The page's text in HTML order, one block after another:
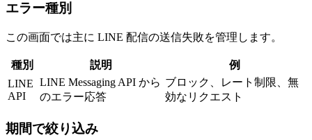
エラー種別
この画面では主に LINE 配信の送信失敗を管理します。
種別 説明
例
LINE
API
LINE Messaging API から
のエラー応答
ブロック、レート制限、無
効なリクエスト
期間で絞り込み